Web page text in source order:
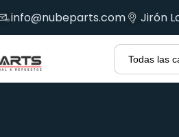
info@nubeparts.com Jirón